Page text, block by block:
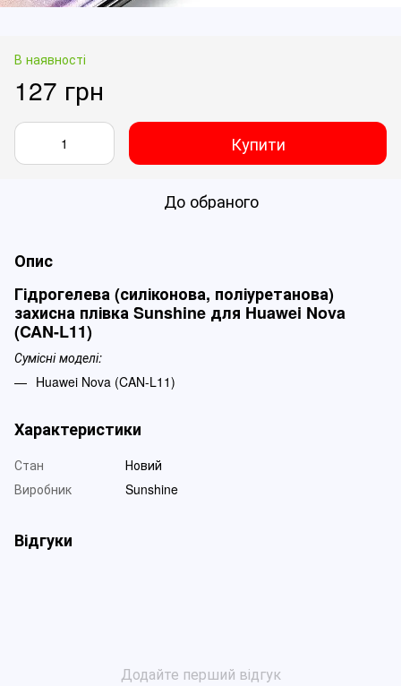
В наявності
127 грн
Купити
До обраного
Опис
Гідрогелева (силіконова, поліуретанова)
захисна плівка Sunshine для Huawei Nova
(CAN-L11)
Сумісні моделі:
Huawei Nova (CAN-L11)
Характеристики
Стан
Новий
Виробник
Sunshine
Відгуки
Додайте перший відгук